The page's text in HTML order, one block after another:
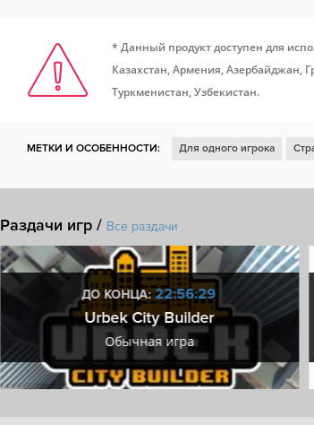
* Данный продукт доступен для
Казахстан, Армения, Азербайджан,
Туркменистан, Узбекистан.
МЕТКИ И ОСОБЕННОСТИ: Для одного игрока
Совместная игра по сети Глобальная стратегия
Градостроительный симулятор
Раздачи игр / Все раздачи
ДО КОНЦА:22:56:29
Urbek City Builder
Обычная игра